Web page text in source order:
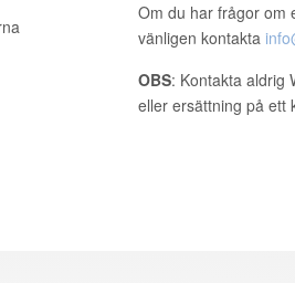
Om du har frågor om
vänligen kontakta
OBS: Kontakta aldrig
eller ersättning på ett